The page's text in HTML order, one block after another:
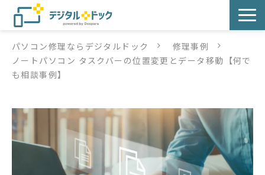
パソコン修理
サービス
サービス提供方法
店舗紹介
パソコン修理ならデジタルドック
修理事例
ノートパソコン タスクバーの位置変更とデータ移動【何で
も相談事例】